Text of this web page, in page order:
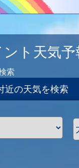
ント天気予
索
近の天気を検索